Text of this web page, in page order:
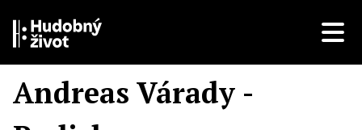
Andreas Várady -